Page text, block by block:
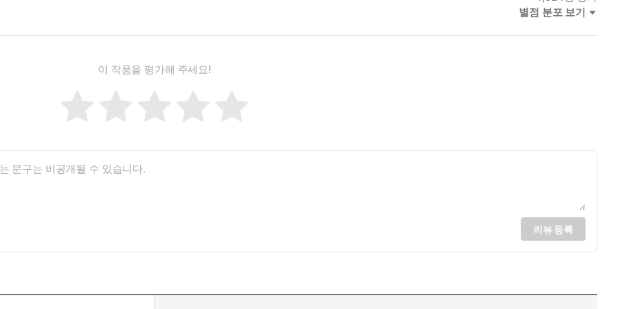
별점 분포 보기
이 작품을 평가해 주세요!
리뷰 등록